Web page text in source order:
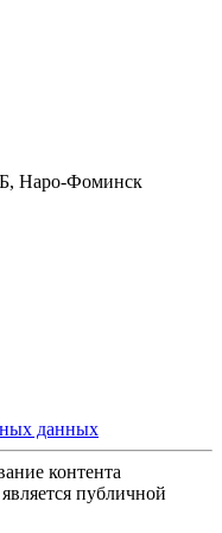
Наро-Фоминск
данных
контента
публичной